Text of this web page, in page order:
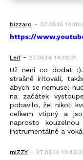
bizzaro - 07.05.15
https://
Leif - 27.05.14 14:19:31
Už není co dodat
strašně iritovali,
abych se nemusel
na začátek
pobavilo, žel nikoli
celkem vtipný a
naprosto
instrumentálně a
mIZZY - 27.05.14